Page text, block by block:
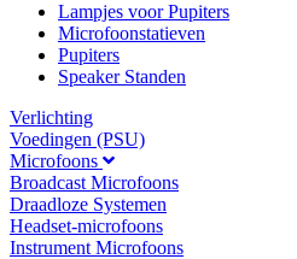
Lampjes voor Pupiters
Microfoonstatieven
Pupiters
Speaker Standen
Verlichting
Voedingen (PSU)
Microfoons
Broadcast Microfoons
Draadloze Systemen
Headset-microfoons
Instrument Microfoons